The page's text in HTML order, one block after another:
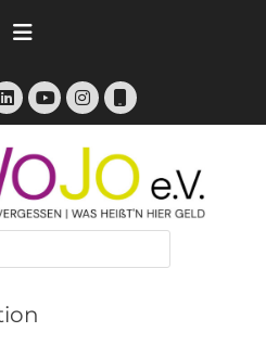
LinkedIn
YouTube
Instagram
Telefon
BeWoJo e.V.
- Was heißt'n hier Geld